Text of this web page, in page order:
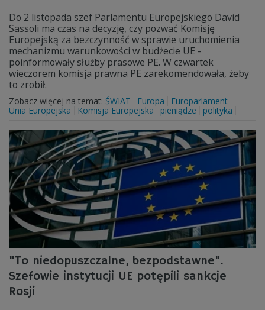
Do 2 listopada szef Parlamentu Europejskiego David
Sassoli ma czas na decyzję, czy pozwać Komisję
Europejską za bezczynność w sprawie uruchomienia
mechanizmu warunkowości w budżecie UE -
poinformowały służby prasowe PE. W czwartek
wieczorem komisja prawna PE zarekomendowała, żeby
to zrobił.
Zobacz więcej na temat: ŚWIAT Europa
Europarlament
Unia Europejska
Komisja Europejska pieniądze polityka
"To niedopuszczalne, bezpodstawne".
Szefowie instytucji UE potępili sankcje
Rosji